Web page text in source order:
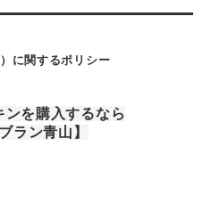
に関するポリシー
ンを購入するなら
ラン青山】